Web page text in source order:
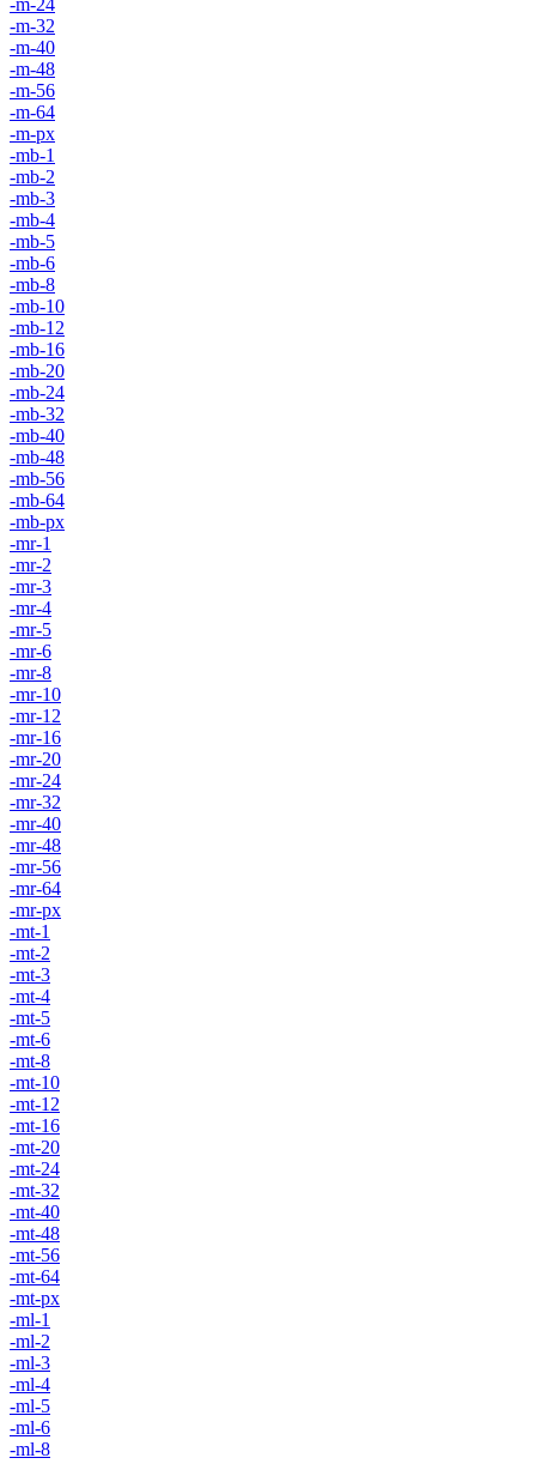
-m-32
-m-40
-m-48
-m-56
-m-64
-m-px
-mb-1
-mb-2
-mb-3
-mb-4
-mb-5
-mb-6
-mb-8
-mb-10
-mb-12
-mb-16
-mb-20
-mb-24
-mb-32
-mb-40
-mb-48
-mb-56
-mb-64
-mb-px
-mr-1
-mr-2
-mr-3
-mr-4
-mr-5
-mr-6
-mr-8
-mr-10
-mr-12
-mr-16
-mr-20
-mr-24
-mr-32
-mr-40
-mr-48
-mr-56
-mr-64
-mr-px
-mt-1
-mt-2
-mt-3
-mt-4
-mt-5
-mt-6
-mt-8
-mt-10
-mt-12
-mt-16
-mt-20
-mt-24
-mt-32
-mt-40
-mt-48
-mt-56
-mt-64
-mt-px
-ml-1
-ml-2
-ml-3
-ml-4
-ml-5
-ml-6
-ml-8